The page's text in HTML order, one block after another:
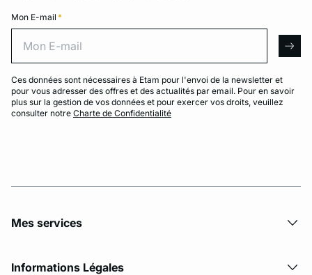
Mon E-mail *
Ces données sont nécessaires à Etam pour l'envoi de la newsletter et
pour vous adresser des offres et des actualités par email. Pour en savoir
plus sur la gestion de vos données et pour exercer vos droits, veuillez
consulter notre Charte de Confidentialité
Mes services
Informations Légales